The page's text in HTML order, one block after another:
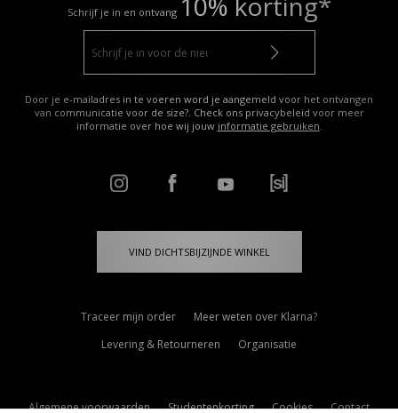
Schrijf je in en ontvang
Door je e-mailadres in te voeren word je aangemeld voor het ontvangen
van communicatie voor de size?. Check ons privacybeleid voor meer
informatie over hoe wij jouw informatie gebruiken.
VIND DICHTSBIJZIJNDE WINKEL
Traceer mijn order
Meer weten over Klarna?
Levering & Retourneren
Organisatie
Algemene voorwaarden Studentenkorting Cookies Contact